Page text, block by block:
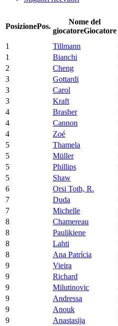
PosizionePos.
Nome del
giocatoreGiocatore
1 Tillmann
1
Bianchi
2
Cheng
3
Gottardi
3
Carol
3
Kraft
4
Brasher
4
Cannon
4
Zoé
5
Thamela
5
Müller
5
Phillips
5
Shaw
6
Orsi Toth, R.
7
Duda
7
Michelle
8
Chamereau
8
Paulikiene
8
Lahti
8
Ana Patrícia
9
Vieira
9
Richard
9
Milutinovic
9
Andressa
9
Anouk
9
Anastasija